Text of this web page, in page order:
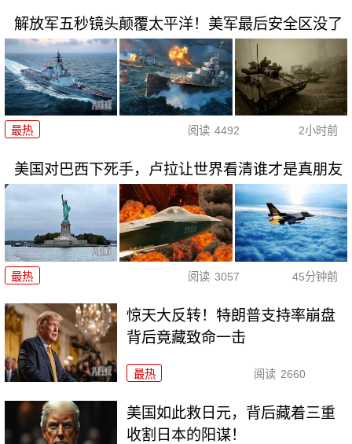
解放军五秒镜头颠覆太平洋！美军最后安全区没了
最热 阅读 4492 2小时前
美国对巴西下死手，卢拉让世界看清谁才是真朋友
最热 阅读 3057 45分钟前
惊天大反转！特朗普支持率崩盘
背后竟藏致命一击
最热 阅读 2660
美国如此救日元，背后藏着三重
收割日本的阳谋！